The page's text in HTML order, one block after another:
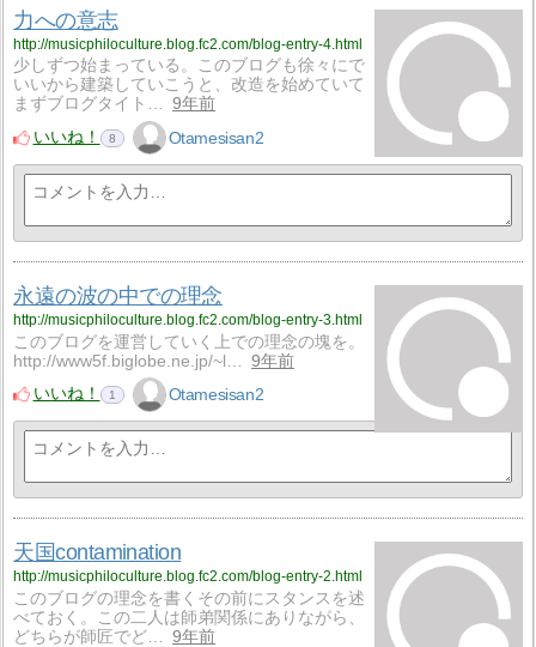
力への意志
http://musicphiloculture.blog.fc2.com/blog-entry-4.html
少しずつ始まっている。このブログも徐々にで
いいから建築していこうと、改造を始めていて
まずブログタイト…
9年前
いいね！
8 Otamesisan2
永遠の波の中での理念
http://musicphiloculture.blog.fc2.com/blog-entry-3.html
このブログを運営していく上での理念の塊を。
http://www5f.biglobe.ne.jp/~l…
9年前
いいね！
1 Otamesisan2
天国contamination
http://musicphiloculture.blog.fc2.com/blog-entry-2.html
このブログの理念を書くその前にスタンスを述
べておく。この二人は師弟関係にありながら、
どちらが師匠でど…
9年前